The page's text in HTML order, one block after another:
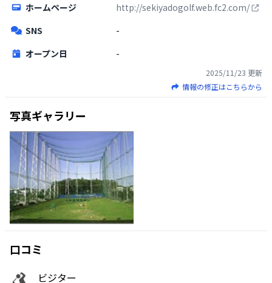
ホームページ
http://sekiyadogolf.web.fc2.com/
SNS
-
オープン日
-
2025/11/23 更新
情報の修正はこちらから
写真ギャラリー
口コミ
ビジター